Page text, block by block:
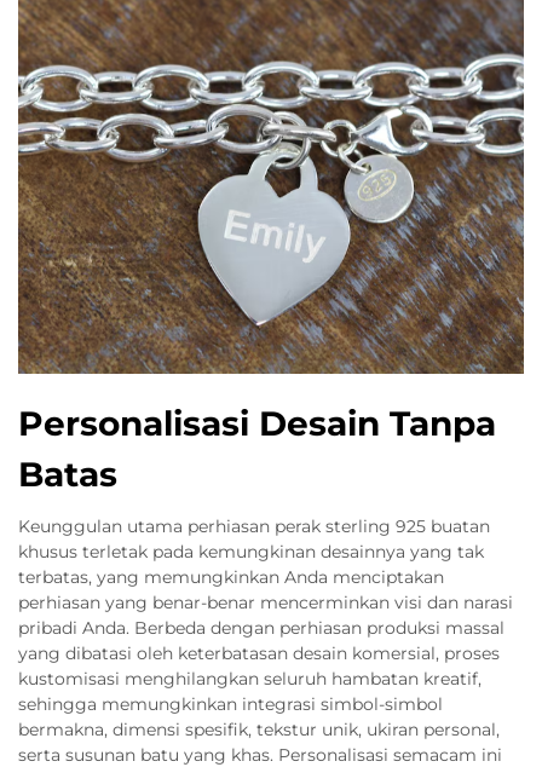
Personalisasi Desain Tanpa
Batas
Keunggulan utama perhiasan perak sterling 925 buatan
khusus terletak pada kemungkinan desainnya yang tak
terbatas, yang memungkinkan Anda menciptakan
perhiasan yang benar-benar mencerminkan visi dan narasi
pribadi Anda. Berbeda dengan perhiasan produksi massal
yang dibatasi oleh keterbatasan desain komersial, proses
kustomisasi menghilangkan seluruh hambatan kreatif,
sehingga memungkinkan integrasi simbol-simbol
bermakna, dimensi spesifik, tekstur unik, ukiran personal,
serta susunan batu yang khas. Personalisasi semacam ini